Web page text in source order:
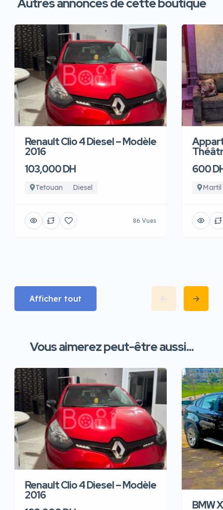
Autres annonces de cette boutique
Renault Clio 4 Diesel – Modèle
2016
103,000 DH
Tetouan Diesel
86 Vues
600
Martil
Afficher tout
Vous aimerez peut-être aussi...
Renault Clio 4 Diesel – Modèle
2016
BMW